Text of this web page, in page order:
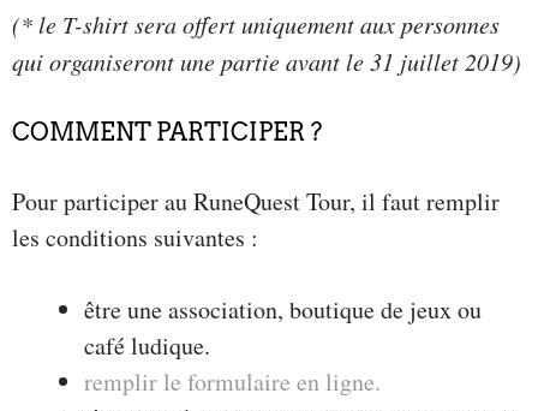
(* le T-shirt sera offert uniquement aux personnes
qui organiseront une partie avant le 31 juillet 2019)
COMMENT PARTICIPER ?
Pour participer au RuneQuest Tour, il faut remplir
les conditions suivantes :
être une association, boutique de jeux ou
café ludique.
remplir le formulaire en ligne.